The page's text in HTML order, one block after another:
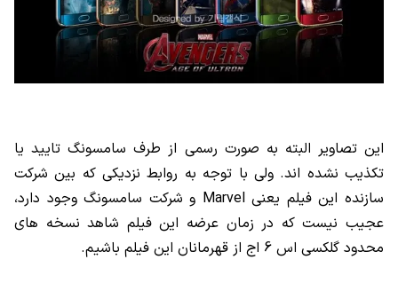
این تصاویر البته به صورت رسمی از طرف سامسونگ تایید یا
تکذیب نشده اند. ولی با توجه به روابط نزدیکی که بین شرکت
سازنده این فیلم یعنی Marvel و شرکت سامسونگ وجود دارد،
عجیب نیست که در زمان عرضه این فیلم شاهد نسخه های
محدود گلکسی اس 6 اج از قهرمانان این فیلم باشیم.